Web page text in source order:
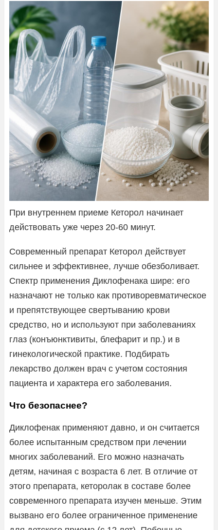
При внутреннем приеме Кеторол начинает
действовать уже через 20-60 минут.
Современный препарат Кеторол действует
сильнее и эффективнее, лучше обезболивает.
Спектр применения Диклофенака шире: его
назначают не только как противоревматическое
и препятствующее свертыванию крови
средство, но и используют при заболеваниях
глаз (конъюнктивиты, блефарит и пр.) и в
гинекологической практике. Подбирать
лекарство должен врач с учетом состояния
пациента и характера его заболевания.
Что безопаснее?
Диклофенак применяют давно, и он считается
более испытанным средством при лечении
многих заболеваний. Его можно назначать
детям, начиная с возраста 6 лет. В отличие от
этого препарата, кеторолак в составе более
современного препарата изучен меньше. Этим
вызвано его более ограниченное применение